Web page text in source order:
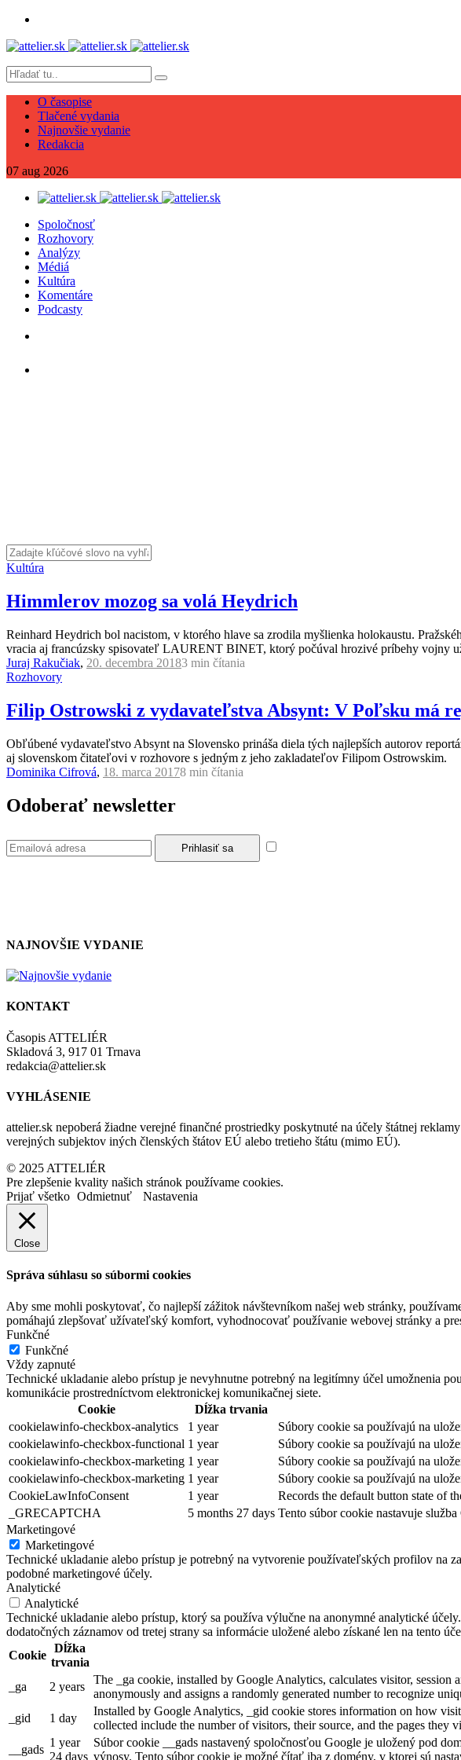
O časopise
Tlačené vydania
Najnovšie vydanie
Redakcia
07 aug 2026
Spoločnosť
Rozhovory
Analýzy
Médiá
Kultúra
Komentáre
Podcasty
Kultúra
Himmlerov mozog sa volá Heydrich
Reinhard Heydrich bol nacistom, v ktorého hlave sa zrodila myšlienka holokaustu.
vracia aj francúzsky spisovateľ LAURENT BINET, ktorý počúval hrozivé príbehy vojny
Juraj Rakučiak, 20. decembra 20183 min čítania
Rozhovory
Filip Ostrowski z vydavateľstva Absynt: V Poľsku má
Obľúbené vydavateľstvo Absynt na Slovensko prináša diela tých najlepších autorov
aj slovenskom čitateľovi v rozhovore s jedným z jeho zakladateľov Filipom Ostrowskim.
Dominika Cifrová, 18. marca 20178 min čítania
Odoberať newsletter
NAJNOVŠIE VYDANIE
KONTAKT
Časopis ATTELIÉR
Skladová 3, 917 01 Trnava
redakcia@attelier.sk
VYHLÁSENIE
attelier.sk nepoberá žiadne verejné finančné prostriedky poskytnuté na účely štátnej
verejných subjektov iných členských štátov EÚ alebo tretieho štátu (mimo EÚ).
© 2025 ATTELIÉR
Pre zlepšenie kvality našich stránok používame cookies.
Prijať všetko Odmietnuť Nastavenia
Close
Správa súhlasu so súbormi cookies
Aby sme mohli poskytovať, čo najlepší zážitok návštevníkom našej web stránky,
pomáhajú zlepšovať užívateľský komfort, vyhodnocovať používanie webovej stránky a
Funkčné
Funkčné
Vždy zapnuté
Technické ukladanie alebo prístup je nevyhnutne potrebný na legitímny účel umožnenia
komunikácie prostredníctvom elektronickej komunikačnej siete.
Cookie
Dĺžka trvania
cookielawinfo-checkbox-analytics
1 year
Súbory cookie sa používajú na
cookielawinfo-checkbox-functional 1 year
Súbory cookie sa používajú na
cookielawinfo-checkbox-marketing 1 year
Súbory cookie sa používajú na
cookielawinfo-checkbox-marketing 1 year
Súbory cookie sa používajú na
CookieLawInfoConsent
1 year
Records the default button state of
_GRECAPTCHA
5 months 27 days Tento súbor cookie nastavuje
Marketingové
Marketingové
Technické ukladanie alebo prístup je potrebný na vytvorenie používateľských profilov na
podobné marketingové účely.
Analytické
Analytické
Technické ukladanie alebo prístup, ktorý sa používa výlučne na anonymné analytické
dodatočných záznamov od tretej strany sa informácie uložené alebo získané len na tento
Cookie
Dĺžka
trvania
_ga 2 years
The _ga cookie, installed by Google Analytics, calculates visitor, session
anonymously and assigns a randomly generated number to recognize
_gid
1 day
Installed by Google Analytics, _gid cookie stores information on how
collected include the number of visitors, their source, and the pages they
__gads
1 year
24 days
Súbor cookie __gads nastavený spoločnosťou Google je uložený pod
výnosy. Tento súbor cookie je možné čítať iba z domény, v ktorej sú